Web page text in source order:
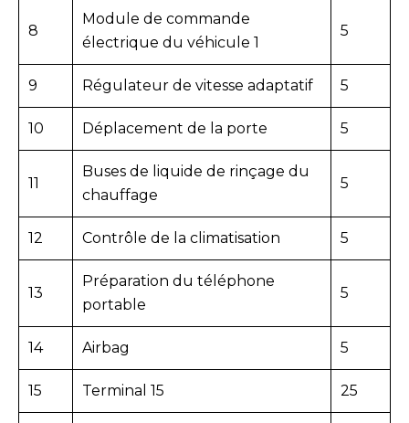
8
Module de commande
électrique du véhicule 1
5
9 Régulateur de vitesse adaptatif 5
10 Déplacement de la porte 5
11
Buses de liquide de rinçage du
chauffage
5
12 Contrôle de la climatisation 5
13
Préparation du téléphone
portable
5
14 Airbag 5
15 Terminal 15 25